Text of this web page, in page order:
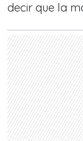
decir que la